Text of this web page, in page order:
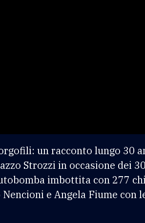
un racconto lungo 30
Strozzi in occasione dei
imbottita con 277
e Angela Fiume